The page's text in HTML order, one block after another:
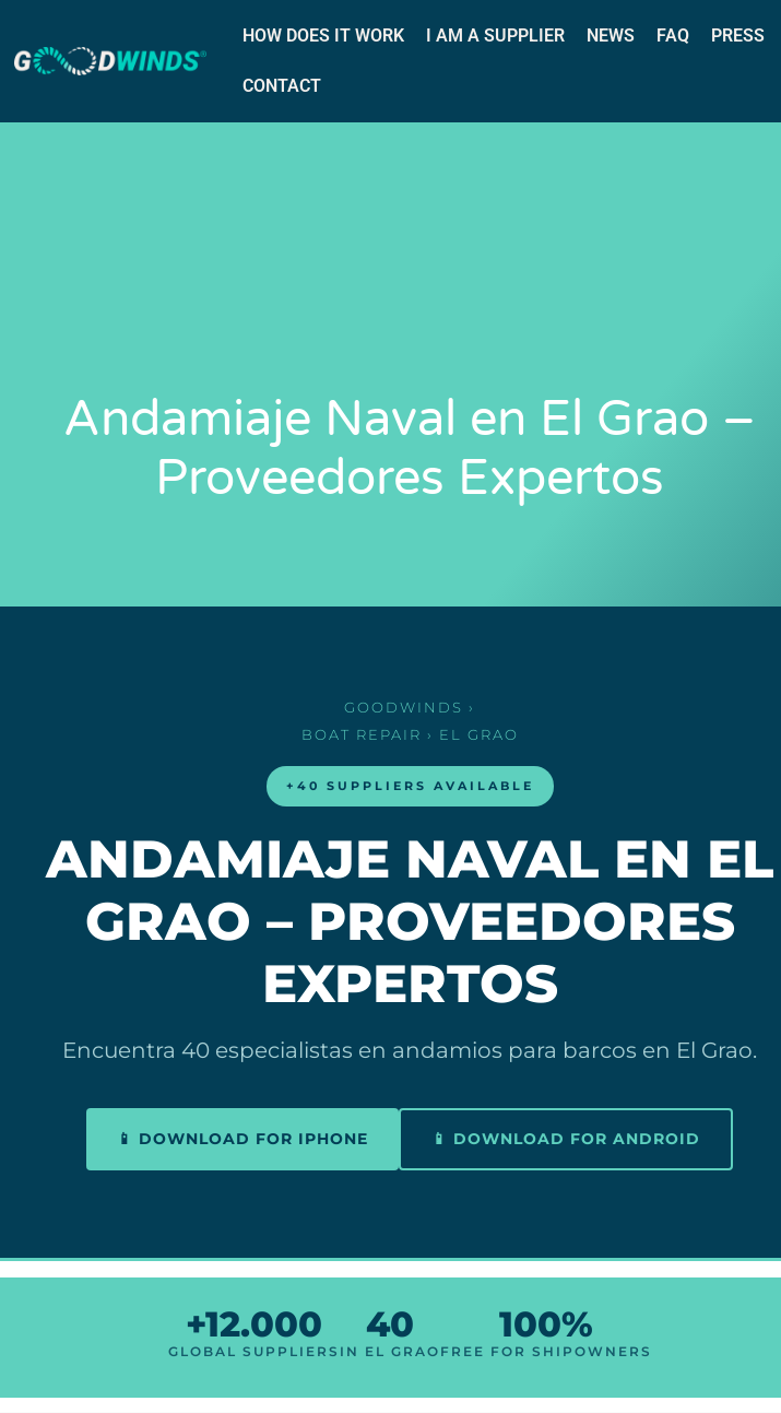
HOW DOES IT WORK I AM A SUPPLIER NEWS FAQ PRESS
CONTACT
Andamiaje Naval en El Grao –
Proveedores Expertos
GOODWINDS ›
BOAT REPAIR › EL GRAO
+40 SUPPLIERS AVAILABLE
ANDAMIAJE NAVAL EN EL
GRAO – PROVEEDORES
EXPERTOS
Encuentra 40 especialistas en andamios para barcos en El Grao.
📱 DOWNLOAD FOR IPHONE 📱 DOWNLOAD FOR ANDROID
+12.000
GLOBAL SUPPLIERS
40
IN EL GRAO
100%
FREE FOR SHIPOWNERS